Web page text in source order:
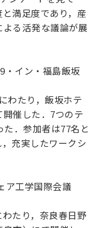
満足度であり，産
る活発な議論が展
・イン・福島飯坂
わたり，飯坂ホテ
催した．7つのテ
．参加者は77名と
充実したワークシ
ア工学国際会議
たり，奈良春日野